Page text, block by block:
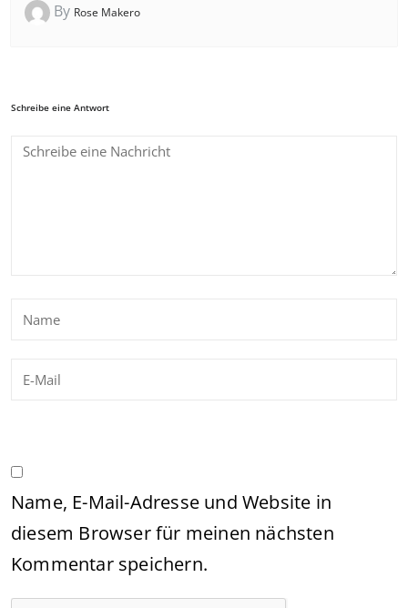
By Rose Makero
Schreibe eine Antwort
Name, E-Mail-Adresse und Website in
diesem Browser für meinen nächsten
Kommentar speichern.